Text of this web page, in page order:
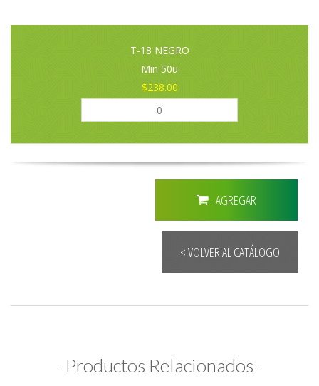
T-18 NEGRO
Min 50u
$238.00
AGREGAR
< VOLVER AL CATÁLOGO
- Productos Relacionados -